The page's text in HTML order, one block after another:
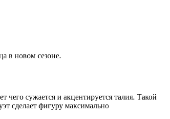
в новом сезоне.
сужается и акцентируется талия. Такой
сделает фигуру максимально